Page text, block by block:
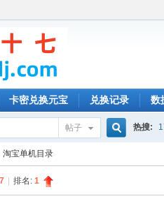
卡密兑换元宝 兑换记录 数
帖子 热搜:
淘宝单机目录
排名: 1